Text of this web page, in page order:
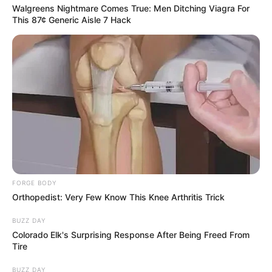
en GAV
Marguerite ne donne pas à Daniel sa béquille
tant qu’il n’a pas répondu au SMS de Sébastien.
Walgreens Nightmare Comes True: Men Ditching Viagra For
This 87¢ Generic Aisle 7 Hack
FORGE BODY
Orthopedist: Very Few Know This Knee Arthritis Trick
BUZZ DAY
Colorado Elk's Surprising Response After Being Freed From
Tire
BUZZ DAY